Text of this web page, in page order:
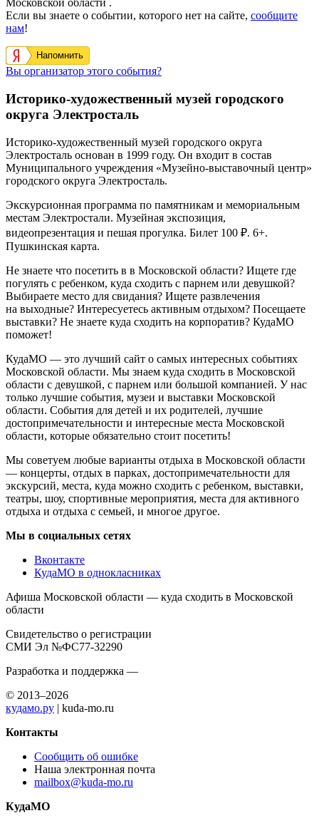
Московской области .
Если вы знаете о событии, которого нет на сайте, сообщите
нам!
Напомнить
Вы организатор этого события?
Историко-художественный музей городского
округа Электросталь
Историко-художественный музей городского округа
Электросталь основан в 1999 году. Он входит в состав
Муниципального учреждения «Музейно-выставочный центр»
городского округа Электросталь.
Экскурсионная программа по памятникам и мемориальным
местам Электростали. Музейная экспозиция,
видеопрезентация и пешая прогулка. Билет 100 ₽. 6+.
Пушкинская карта.
Не знаете что посетить в в Московской области? Ищете где
погулять с ребенком, куда сходить с парнем или девушкой?
Выбираете место для свидания? Ищете развлечения
на выходные? Интересуетесь активным отдыхом? Посещаете
выставки? Не знаете куда сходить на корпоратив? КудаМО
поможет!
КудаМО — это лучший сайт о самых интересных событиях
Московской области. Мы знаем куда сходить в Московской
области с девушкой, с парнем или большой компанией. У нас
только лучшие события, музеи и выставки Московской
области. События для детей и их родителей, лучшие
достопримечательности и интересные места Московской
области, которые обязательно стоит посетить!
Мы советуем любые варианты отдыха в Московской области
— концерты, отдых в парках, достопримечательности для
экскурсий, места, куда можно сходить с ребенком, выставки,
театры, шоу, спортивные мероприятия, места для активного
отдыха и отдыха с семьей, и многое другое.
Мы в социальных сетях
Вконтакте
КудаМО в однокласниках
Афиша Московской области — куда сходить в Московской
области
Свидетельство о регистрации
СМИ Эл №ФС77-32290
Разработка и поддержка —
© 2013–2026
кудамо.ру | kuda-mo.ru
Контакты
Сообщить об ошибке
Наша электронная почта
mailbox@kuda-mo.ru
КудаМО